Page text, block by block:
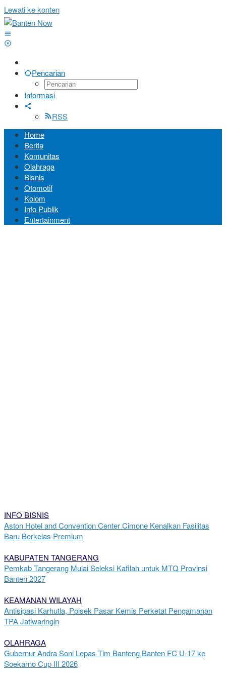
Lewati ke konten
Pencarian
Informasi
RSS
Home
Berita
Komunitas
Olahraga
Bisnis
Otomotif
Kolom
Info Publik
Entertainment
INFO BISNIS
Aston Hotel and Convention Center Cimone Kenalkan Fasilitas
Baru Berkelas Premium
KABUPATEN TANGERANG
Pemkab Tangerang Mulai Seleksi Kafilah untuk MTQ Provinsi
Banten 2027
KEAMANAN WILAYAH
Antisipasi Karhutla, Polsek Pasar Kemis Perketat Pengamanan
TPA Jatiwaringin
OLAHRAGA
Gubernur Andra Soni Lepas Tim Banteng Banten FC U-17 ke
Soekarno Cup III 2026